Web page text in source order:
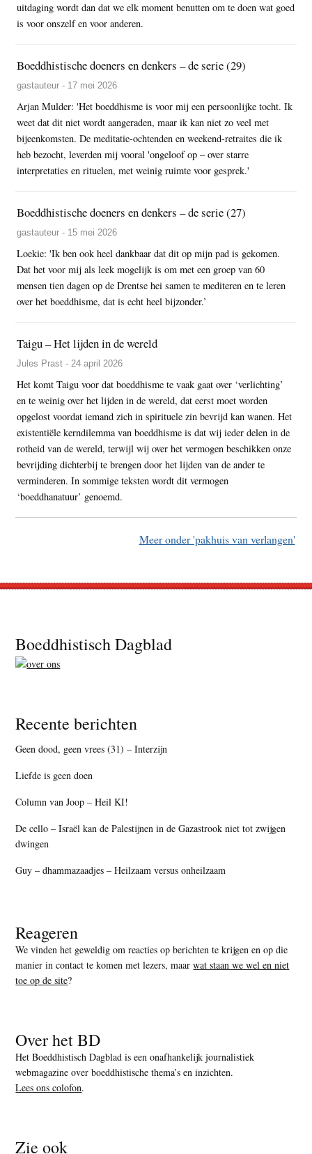
uitdaging wordt dan dat we elk moment benutten om te doen wat goed
is voor onszelf en voor anderen.
Boeddhistische doeners en denkers – de serie (29)
gastauteur - 17 mei 2026
Arjan Mulder: 'Het boeddhisme is voor mij een persoonlijke tocht. Ik
weet dat dit niet wordt aangeraden, maar ik kan niet zo veel met
bijeenkomsten. De meditatie-ochtenden en weekend-retraites die ik
heb bezocht, leverden mij vooral 'ongeloof op – over starre
interpretaties en rituelen, met weinig ruimte voor gesprek.'
Boeddhistische doeners en denkers – de serie (27)
gastauteur - 15 mei 2026
Loekie: 'Ik ben ook heel dankbaar dat dit op mijn pad is gekomen.
Dat het voor mij als leek mogelijk is om met een groep van 60
mensen tien dagen op de Drentse hei samen te mediteren en te leren
over het boeddhisme, dat is echt heel bijzonder.’
Taigu – Het lijden in de wereld
Jules Prast - 24 april 2026
Het komt Taigu voor dat boeddhisme te vaak gaat over ‘verlichting’
en te weinig over het lijden in de wereld, dat eerst moet worden
opgelost voordat iemand zich in spirituele zin bevrijd kan wanen. Het
existentiële kerndilemma van boeddhisme is dat wij ieder delen in de
rotheid van de wereld, terwijl wij over het vermogen beschikken onze
bevrijding dichterbij te brengen door het lijden van de ander te
verminderen. In sommige teksten wordt dit vermogen
‘boeddhanatuur’ genoemd.
Meer onder 'pakhuis van verlangen'
Footer
Boeddhistisch Dagblad
Recente berichten
Geen dood, geen vrees (31) – Interzijn
Liefde is geen doen
Column van Joop – Heil KI!
De cello – Israël kan de Palestijnen in de Gazastrook niet tot zwijgen
dwingen
Guy – dhammazaadjes – Heilzaam versus onheilzaam
Reageren
We vinden het geweldig om reacties op berichten te krijgen en op die
manier in contact te komen met lezers, maarwat staan we wel en niet
toe op de site?
Over het BD
Het Boeddhistisch Dagblad is een onafhankelijk journalistiek
webmagazine over boeddhistische thema’s en inzichten.
Lees ons colofon.
Zie ook